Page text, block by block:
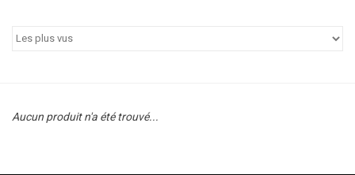
Aucun produit n'a été trouvé...